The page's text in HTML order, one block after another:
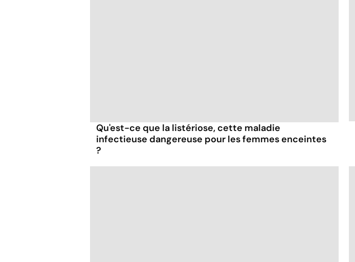
Qu'est-ce que la listériose, cette maladie
infectieuse dangereuse pour les femmes enceintes
?